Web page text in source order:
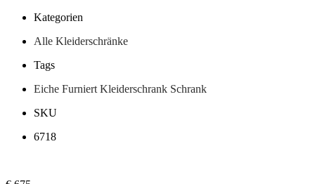
Kategorien
Alle Kleiderschränke
Tags
Eiche Furniert Kleiderschrank Schrank
SKU
6718